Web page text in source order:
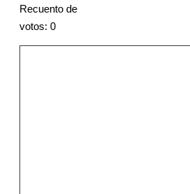
Recuento de
votos: 0